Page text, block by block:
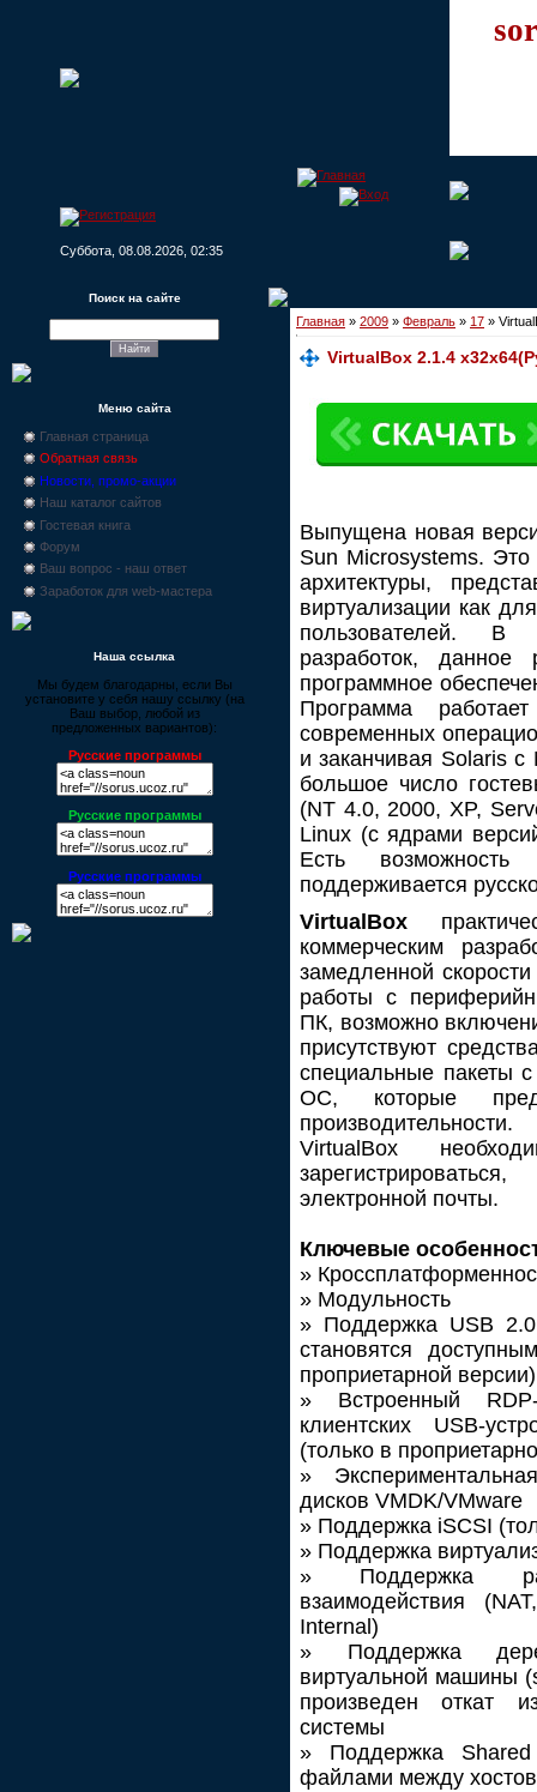
Суббота, 08.08.2026, 02:35
Поиск на сайте
Меню сайта
Главная страница
Обратная связь
Новости, промо-акции
Наш каталог сайтов
Гостевая книга
Форум
Ваш вопрос - наш ответ
Заработок для web-мастера
Наша ссылка
Мы будем благодарны, если Вы
установите у себя нашу ссылку (на
Ваш выбор, любой из
предложенных вариантов):
Русские программы
Русские программы
Русские программы
Главная » 2009 » Февраль » 17 »
VirtualBox 2.1.4
Выпущена новая
Sun Microsystems.
архитектуры,
виртуализации как
пользователей. В
разработок, данное
программное
Программа
современных
и заканчивая Solaris
большое число
(NT 4.0, 2000, XP,
Linux (с ядрами
Есть
поддерживается
VirtualBox
коммерческим
замедленной
работы с
ПК, возможно
присутствуют
специальные пакеты
ОС, которые
VirtualBox
электронной почты.
Ключевые
»
» Модульность
» Поддержка USB
становятся
проприетарной версии)
» Встроенный
клиентских USB-
(только в
»
дисков VMDK/VMware
» Поддержка iSCSI
» Поддержка
» Поддержка
взаимодействия
Internal)
» Поддержка
виртуальной машины
произведен откат
системы
» Поддержка
файлами между